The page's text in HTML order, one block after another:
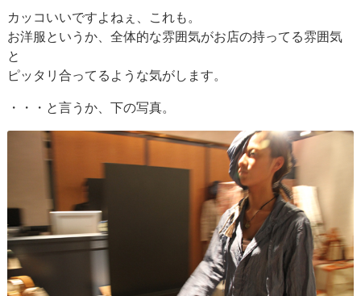
カッコいいですよねぇ、これも。
お洋服というか、全体的な雰囲気がお店の持ってる雰囲気
と
ピッタリ合ってるような気がします。
・・・と言うか、下の写真。